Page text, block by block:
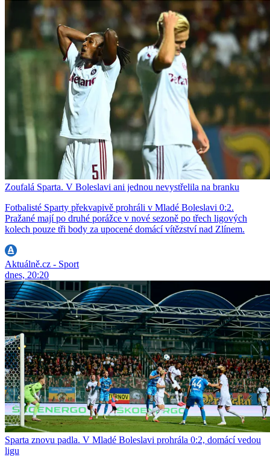
Zoufalá Sparta. V Boleslavi ani jednou nevystřelila na branku
Fotbalisté Sparty překvapivě prohráli v Mladé Boleslavi 0:2.
Pražané mají po druhé porážce v nové sezoně po třech ligových
kolech pouze tři body za upocené domácí vítězství nad Zlínem.
Aktuálně.cz - Sport
dnes, 20:20
Sparta znovu padla. V Mladé Boleslavi prohrála 0:2, domácí vedou
ligu